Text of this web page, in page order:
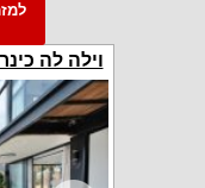
וילה לה